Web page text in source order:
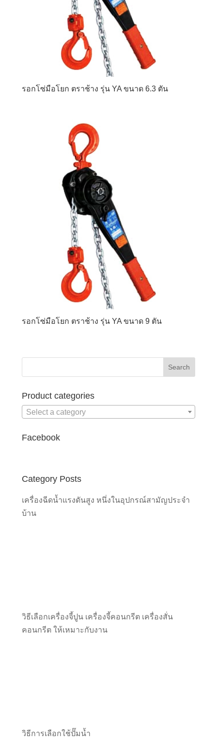
รอกโซ่มือโยก ตราช้าง รุ่น YA ขนาด 6.3 ตัน
รอกโซ่มือโยก ตราช้าง รุ่น YA ขนาด 9 ตัน
Product categories
Select a category
Facebook
Category Posts
เครื่องฉีดน้ำแรงดันสูง หนึ่งในอุปกรณ์สามัญประจำ
บ้าน
วิธีเลือกเครื่องจี้ปูน เครื่องจี้คอนกรีต เครื่องสั่น
คอนกรีต ให้เหมาะกับงาน
วิธีการเลือกใช้ปั๊มน้ำ